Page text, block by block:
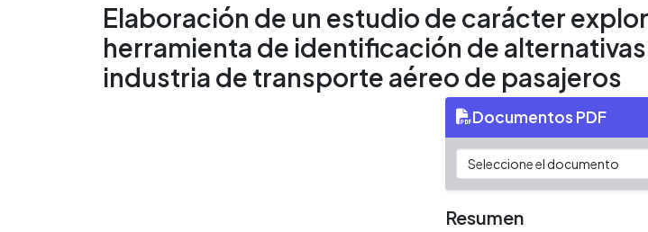
Elaboración de un estudio de carácter
herramienta de identificación de
industria de transporte aéreo de pasajeros
Documentos PDF
Resumen